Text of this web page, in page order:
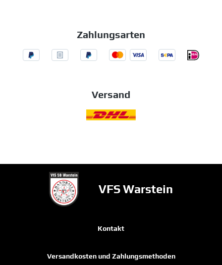
Zahlungsarten
Versand
VFS Warstein
Kontakt
Versandkosten und Zahlungsmethoden